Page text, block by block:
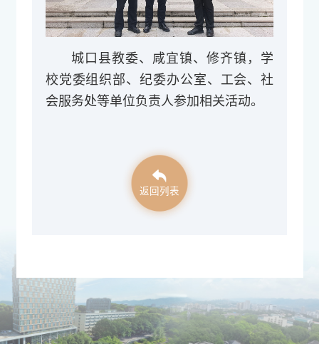
城口县教委、咸宜镇、修齐镇，学
校党委组织部、纪委办公室、工会、社
会服务处等单位负责人参加相关活动。
返回列表